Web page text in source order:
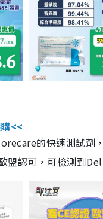
<<
的快速測試劑
盟認可，可檢測到